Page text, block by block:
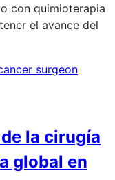
con quimioterapia
el avance del
la cirugía
global en